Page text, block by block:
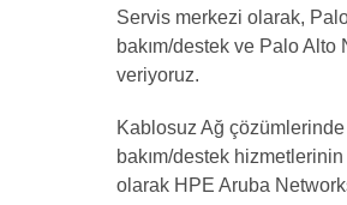
Servis merkezi olarak,
bakım/destek ve Palo
veriyoruz.
Kablosuz Ağ
bakım/destek
olarak HPE Aruba